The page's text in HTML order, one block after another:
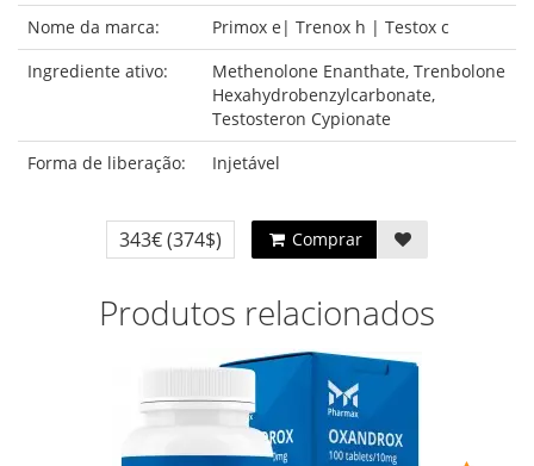
Nome da marca:
Primox e| Trenox h | Testox c
Ingrediente ativo:
Methenolone Enanthate, Trenbolone
Hexahydrobenzylcarbonate,
Testosteron Cypionate
Forma de liberação:
Injetável
343€(374$) Comprar
Produtos relacionados